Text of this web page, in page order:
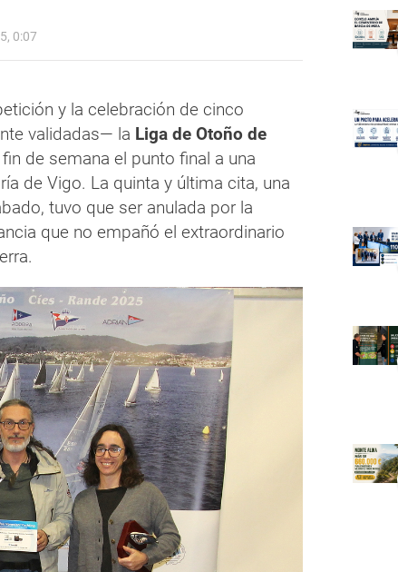
0:07
y la celebración de cinco
validadas— la Liga de Otoño de
de semana el punto final a una
de Vigo. La quinta y última cita, una
tuvo que ser anulada por la
que no empañó el extraordinario